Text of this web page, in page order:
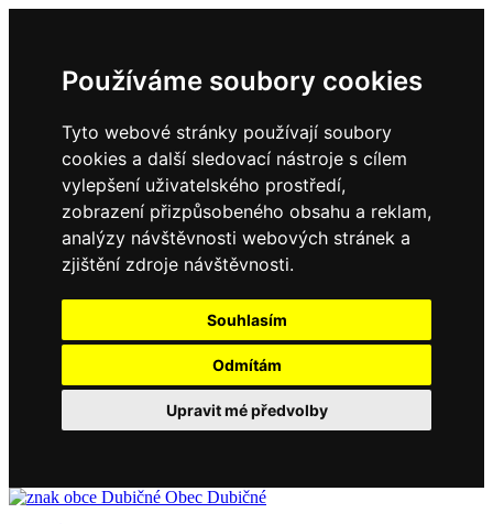
Používáme soubory cookies
Tyto webové stránky používají soubory
cookies a další sledovací nástroje s cílem
vylepšení uživatelského prostředí,
zobrazení přizpůsobeného obsahu a reklam,
analýzy návštěvnosti webových stránek a
zjištění zdroje návštěvnosti.
Souhlasím
Odmítám
Upravit mé předvolby
Obec Dubičné